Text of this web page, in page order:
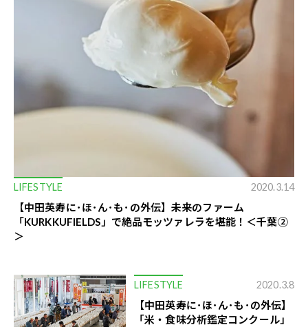
LIFESTYLE 2020.3.14
【中田英寿に･ほ･ん･も･の外伝】未来のファーム
「KURKKUFIELDS」で絶品モッツァレラを堪能！＜千葉②
＞
LIFESTYLE 2020.3.8
【中田英寿に･ほ･ん･も･の外伝】
「米・食味分析鑑定コンクール」